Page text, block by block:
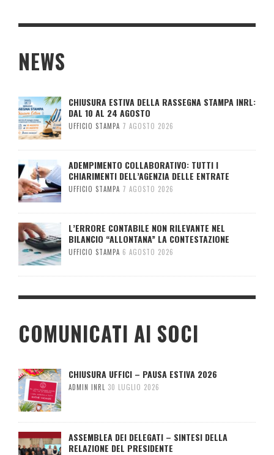
NEWS
CHIUSURA ESTIVA DELLA RASSEGNA STAMPA INRL:
DAL 10 AL 24 AGOSTO
UFFICIO STAMPA 7 AGOSTO 2026
ADEMPIMENTO COLLABORATIVO: TUTTI I
CHIARIMENTI DELL’AGENZIA DELLE ENTRATE
UFFICIO STAMPA 7 AGOSTO 2026
L’ERRORE CONTABILE NON RILEVANTE NEL
BILANCIO “ALLONTANA” LA CONTESTAZIONE
UFFICIO STAMPA 6 AGOSTO 2026
COMUNICATI AI SOCI
CHIUSURA UFFICI – PAUSA ESTIVA 2026
ADMIN INRL 30 LUGLIO 2026
ASSEMBLEA DEI DELEGATI – SINTESI DELLA
RELAZIONE DEL PRESIDENTE